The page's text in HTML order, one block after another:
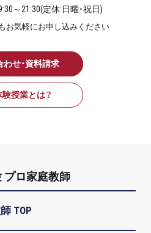
～21:30(定休:日曜・祝日)
お気軽にお申し込みください
わせ・資料請求
授業とは？
プロ家庭教師
TOP